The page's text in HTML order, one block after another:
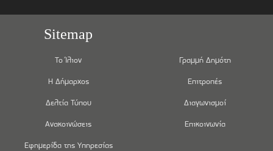
Sitemap
Το Ίλιον
Η Δήμαρχος
Δελτία Τύπου
Ανακοινώσεις
Εφημερίδα της Υπηρεσίας
Γραμμή Δημότη
Επιτροπές
Διαγωνισμοί
Επικοινωνία